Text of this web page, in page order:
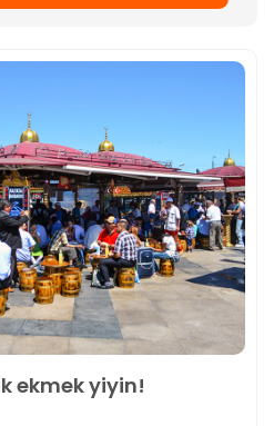
ekmek yiyin!